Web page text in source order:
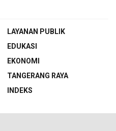
LAYANAN PUBLIK
EDUKASI
EKONOMI
TANGERANG RAYA
INDEKS